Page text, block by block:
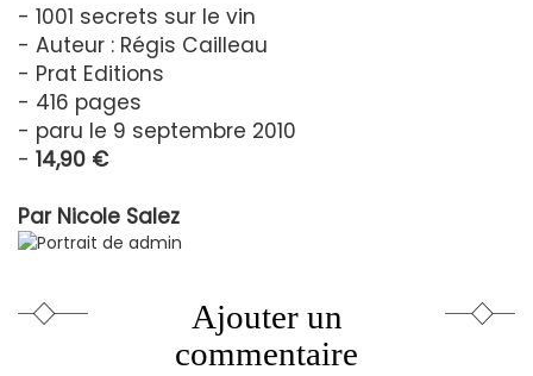
- 1001 secrets sur le vin
- Auteur : Régis Cailleau
- Prat Editions
- 416 pages
- paru le 9 septembre 2010
- 14,90 €
Par Nicole Salez
Ajouter un
commentaire